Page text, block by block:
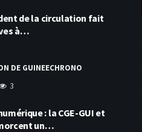
de la circulation fait
à…
DE GUINEECHRONO
3
: la CGE-GUI et
un…